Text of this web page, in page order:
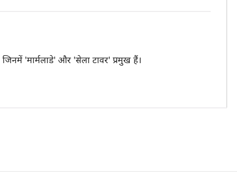
'मार्मलाडे' और 'सेला टावर' प्रमुख हैं।